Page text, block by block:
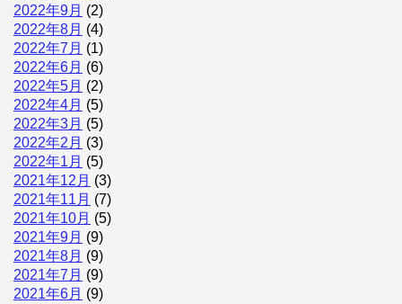
2022年9月 (2)
2022年8月 (4)
2022年7月 (1)
2022年6月 (6)
2022年5月 (2)
2022年4月 (5)
2022年3月 (5)
2022年2月 (3)
2022年1月 (5)
2021年12月 (3)
2021年11月 (7)
2021年10月 (5)
2021年9月 (9)
2021年8月 (9)
2021年7月 (9)
2021年6月 (9)